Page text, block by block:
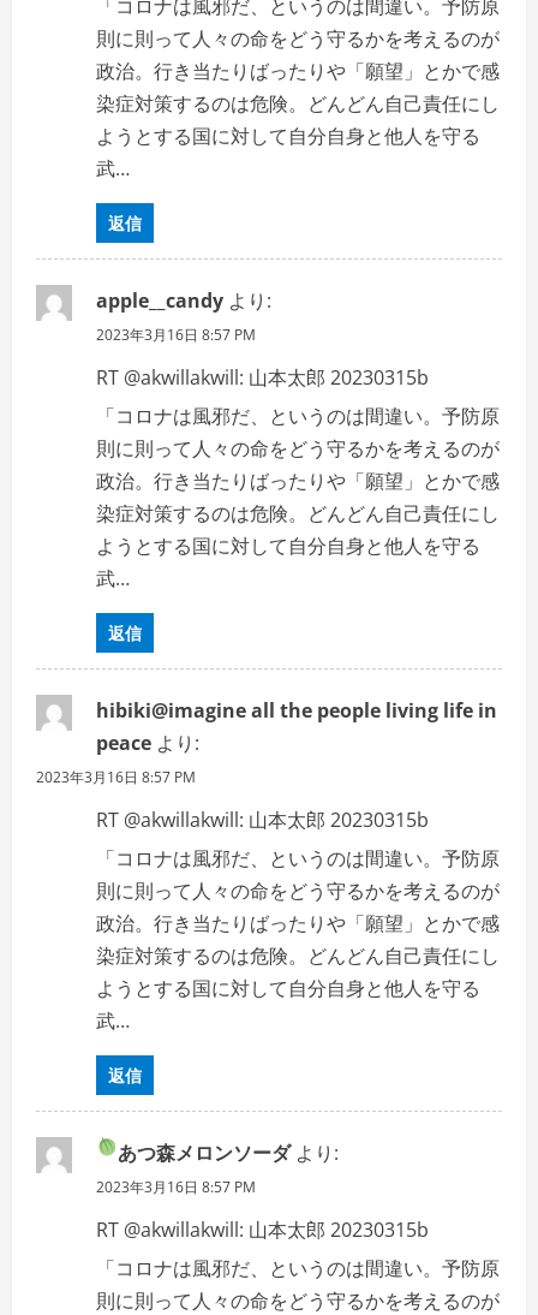
「コロナは風邪だ、というのは間違い。予防原
則に則って人々の命をどう守るかを考えるのが
政治。行き当たりばったりや「願望」とかで感
染症対策するのは危険。どんどん自己責任にし
ようとする国に対して自分自身と他人を守る
武…
返信
apple__candy より:
2023年3月16日 8:57 PM
RT @akwillakwill: 山本太郎 20230315b
「コロナは風邪だ、というのは間違い。予防原
則に則って人々の命をどう守るかを考えるのが
政治。行き当たりばったりや「願望」とかで感
染症対策するのは危険。どんどん自己責任にし
ようとする国に対して自分自身と他人を守る
武…
返信
hibiki@imagine all the people living life in
peace より:
2023年3月16日 8:57 PM
RT @akwillakwill: 山本太郎 20230315b
「コロナは風邪だ、というのは間違い。予防原
則に則って人々の命をどう守るかを考えるのが
政治。行き当たりばったりや「願望」とかで感
染症対策するのは危険。どんどん自己責任にし
ようとする国に対して自分自身と他人を守る
武…
返信
あつ森メロンソーダ より:
2023年3月16日 8:57 PM
RT @akwillakwill: 山本太郎 20230315b
「コロナは風邪だ、というのは間違い。予防原
則に則って人々の命をどう守るかを考えるのが